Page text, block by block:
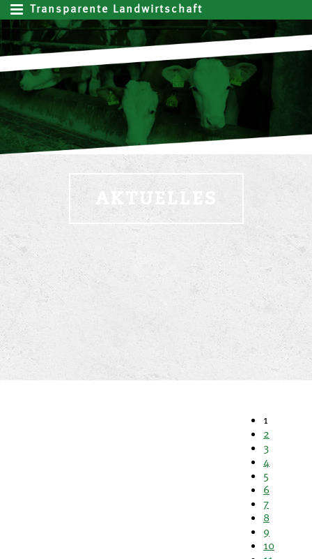
Transparente Landwirtschaft
AKTUELLES
1
2
3
4
5
6
7
8
9
10